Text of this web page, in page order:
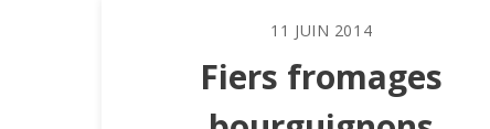
11 JUIN 2014
Fiers fromages